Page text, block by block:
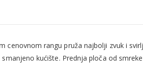
cenovnom rangu pruža najbolji zvuk i
kućište. Prednja ploča od